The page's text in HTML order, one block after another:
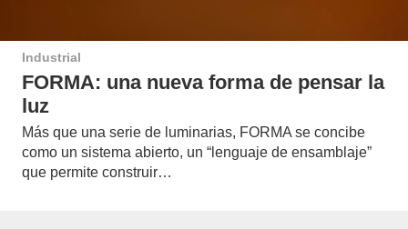
Industrial
FORMA: una nueva forma de pensar la
luz
Más que una serie de luminarias, FORMA se concibe
como un sistema abierto, un “lenguaje de ensamblaje”
que permite construir…